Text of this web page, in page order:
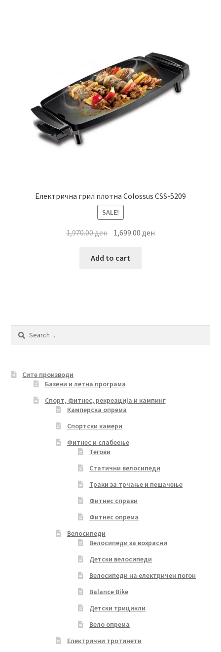
Електрична грил плотна Colossus CSS-5209
SALE!
1,970.00ден Original
was:
1,699.00ден
Add to cart
Search
Сите производи
Базени и летна програма
Спорт, фитнес, рекреација и кампинг
Камперска опрема
Спортски камери
Фитнес и слабеење
Тегови
Статични велосипеди
Траки за трчање и пешачење
Фитнес справи
Фитнес опрема
Велосипеди
Велосипеди за возрасни
Детски велосипеди
Велосипеди на електричен погон
Balance Bike
Детски трицикли
Вело опрема
Електрични тротинети